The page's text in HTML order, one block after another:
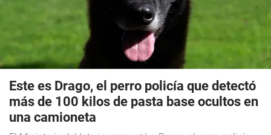
Este es Drago, el perro policía que detectó
más de 100 kilos de pasta base ocultos en
una camioneta